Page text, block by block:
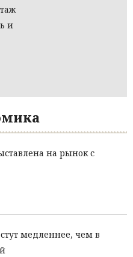
и
на рынок с
медленнее, чем в